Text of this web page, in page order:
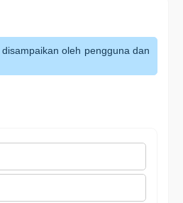
oleh pengguna dan